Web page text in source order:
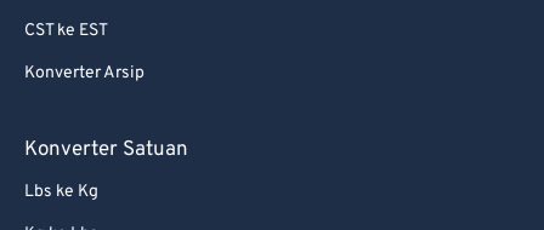
CST ke EST
Konverter Arsip
Konverter Satuan
Lbs ke Kg